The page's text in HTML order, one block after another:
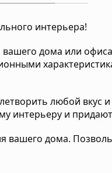
интерьера!
дома или
любой вкус
интерьеру и
дома.